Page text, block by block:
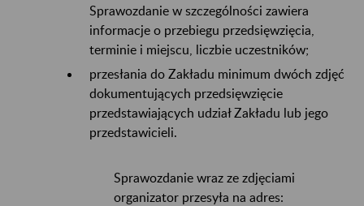
Sprawozdanie w szczególności zawiera
informacje o przebiegu przedsięwzięcia,
terminie i miejscu, liczbie uczestników;
przesłania do Zakładu minimum dwóch zdjęć
dokumentujących przedsięwzięcie
przedstawiających udział Zakładu lub jego
przedstawicieli.
Sprawozdanie wraz ze zdjęciami
organizator przesyła na adres: